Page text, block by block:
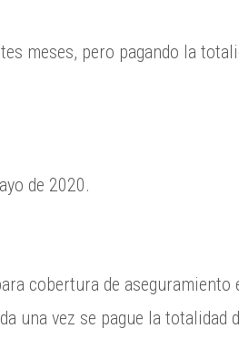
meses, pero pagando la
de 2020.
cobertura de aseguramiento
una vez se pague la totalidad